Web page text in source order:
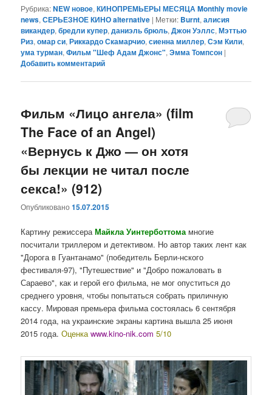
Рубрика:NEW новое,КИНОПРЕМЬЕРЫ МЕСЯЦА Monthly movie
news,СЕРЬЕЗНОЕ КИНО alternative | Метки: Burnt,алисия
викандер,бредли купер,даниэль брюль,Джон Уэллс,Мэттью
Риз,омар си,Риккардо Скамарчио,сиенна миллер,Сэм Кили,
ума турман,Фильм "Шеф Адам Джонс",Эмма Томпсон |
Добавить комментарий
Фильм «Лицо ангела» (film
The Face of an Angel)
«Вернусь к Джо — он хотя
бы лекции не читал после
секса!» (912)
Опубликовано15.07.2015
Картину режиссераМайкла Уинтерботтома многие
посчитали триллером и детективом. Но автор таких лент как
"Дорога в Гуантанамо" (победитель Берли-нского
фестиваля-97), "Путешествие" и "Добро пожаловать в
Сараево", как и герой его фильма, не мог опуститься до
среднего уровня, чтобы попытаться собрать приличную
кассу. Мировая премьера фильма состоялась 6 сентября
2014 года, на украинские экраны картина вышла 25 июня
2015 года. Оценкаwww.kino-nik.com5/10